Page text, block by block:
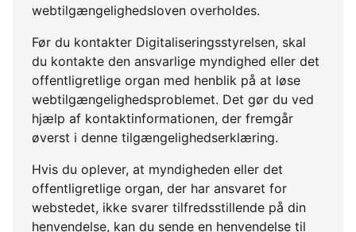
webtilgængelighedsloven overholdes.
Før du kontakter Digitaliseringsstyrelsen, skal
du kontakte den ansvarlige myndighed eller det
offentligretlige organ med henblik på at løse
webtilgængelighedsproblemet. Det gør du ved
hjælp af kontaktinformationen, der fremgår
øverst i denne tilgængelighedserklæring.
Hvis du oplever, at myndigheden eller det
offentligretlige organ, der har ansvaret for
webstedet, ikke svarer tilfredsstillende på din
henvendelse, kan du sende en henvendelse til